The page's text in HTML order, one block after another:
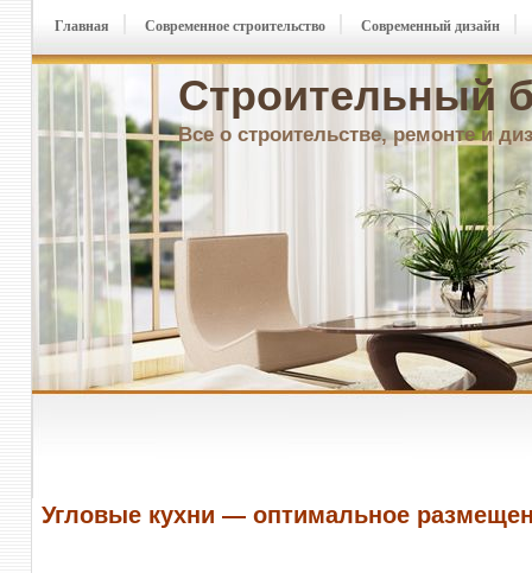
Строительный
Все о строительстве, ремонте и
Главная Современное строительство Современный дизайн
Угловые кухни — оптимальное